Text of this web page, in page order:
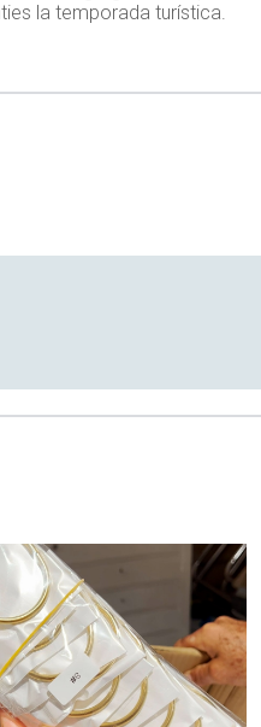
la temporada turística.